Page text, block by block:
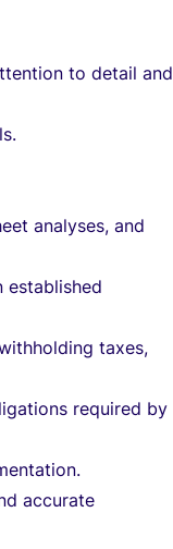
to detail and
analyses, and
established
taxes,
required by
accurate